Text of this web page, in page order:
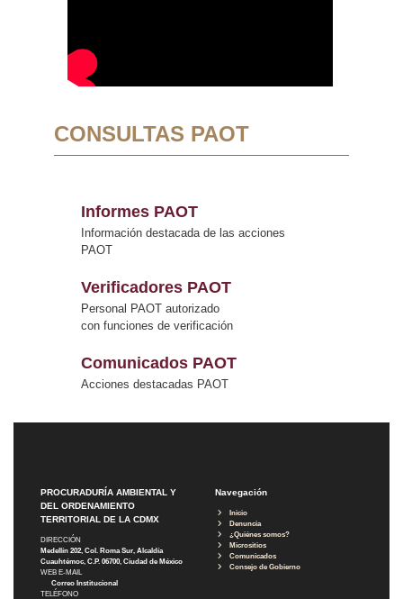
CONSULTAS PAOT
Informes PAOT
Información destacada de las acciones
PAOT
Verificadores PAOT
Personal PAOT autorizado
con funciones de verificación
Comunicados PAOT
Acciones destacadas PAOT
PROCURADURÍA AMBIENTAL Y
DEL ORDENAMIENTO
TERRITORIAL DE LA CDMX
DIRECCIÓN
Medellín 202, Col. Roma Sur, Alcaldía
Cuauhtémoc, C.P. 06700, Ciudad de México
WEB E-MAIL
Correo Institucional
TELÉFONO
Navegación
Inicio
Denuncia
¿Quiénes somos?
Micrositios
Comunicados
Consejo de Gobierno